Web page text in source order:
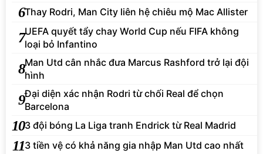
6Thay Rodri, Man City liên hệ chiêu mộ Mac Allister
7UEFA quyết tẩy chay World Cup nếu FIFA không
loại bỏ Infantino
8Man Utd cân nhắc đưa Marcus Rashford trở lại đội
hình
9Đại diện xác nhận Rodri từ chối Real để chọn
Barcelona
103 đội bóng La Liga tranh Endrick từ Real Madrid
113 tiền vệ có khả năng gia nhập Man Utd cao nhất